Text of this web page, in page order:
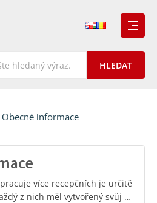
Obecné informace
více recepčních je určitě
z nich měl vytvořený svůj …